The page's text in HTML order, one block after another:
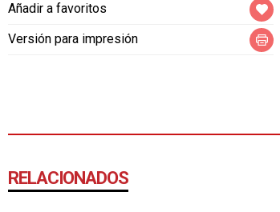
Añadir a favoritos
Versión para impresión
RELACIONADOS